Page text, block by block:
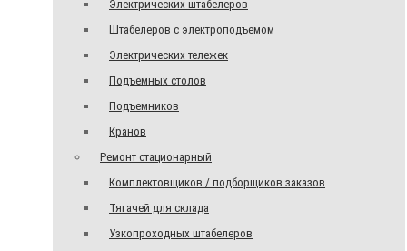
Электрических штабелеров
Штабелеров с электроподъемом
Электрических тележек
Подъемных столов
Подъемников
Кранов
Ремонт стационарный
Комплектовщиков / подборщиков заказов
Тягачей для склада
Узкопроходных штабелеров